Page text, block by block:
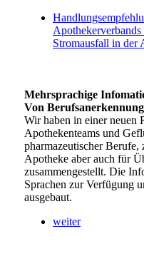
Stromausfall in der
Mehrsprachige
Von
Wir haben in einer neuen
Apothekenteams und
pharmazeutischer
Apotheke aber auch für
zusammengestellt. Die
Sprachen zur Verfügung
ausgebaut.
weiter